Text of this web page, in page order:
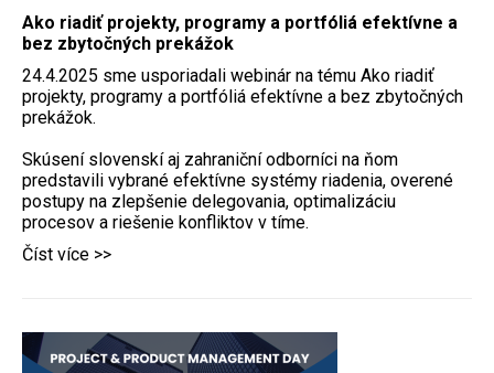
Ako riadiť projekty, programy a portfóliá efektívne a
bez zbytočných prekážok
24.4.2025 sme usporiadali webinár na tému Ako riadiť
projekty, programy a portfóliá efektívne a bez zbytočných
prekážok.
Skúsení slovenskí aj zahraniční odborníci na ňom
predstavili vybrané efektívne systémy riadenia, overené
postupy na zlepšenie delegovania, optimalizáciu
procesov a riešenie konfliktov v tíme.
Číst více >>